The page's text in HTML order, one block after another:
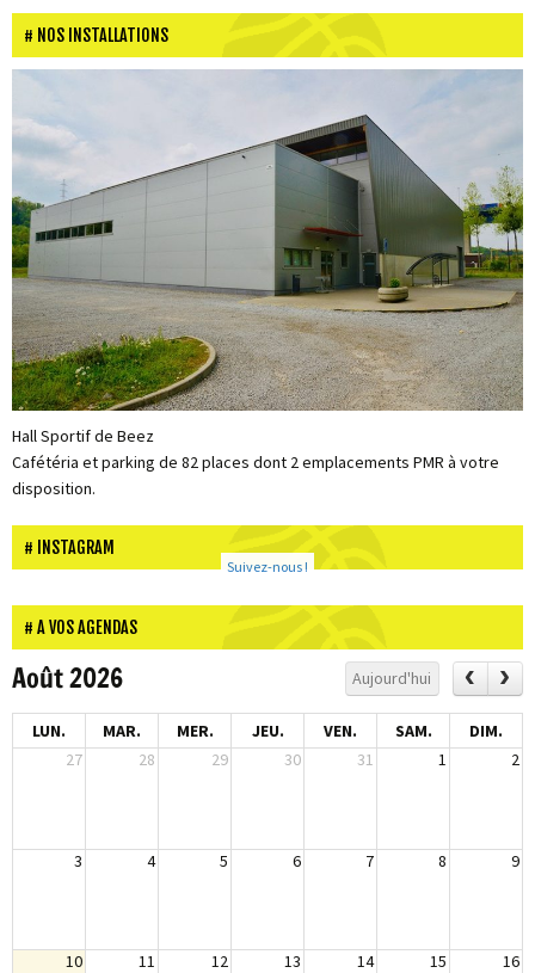
16 Août
Yéliz Liotta
16 Août
Lola Servais
16 Août
Lilou André
16 Août
Claudio Batatinha Nobre de Jesus
16 Août
Jade André
NOS INSTALLATIONS
Hall Sportif de Beez
Cafétéria et parking de 82 places dont 2 emplacements PMR à votre
disposition.
INSTAGRAM
Suivez-nous !
A VOS AGENDAS
Août 2026 Aujourd'hui
LUN. MAR. MER. JEU. VEN. SAM.
DIM.
27
28 29 30 31 1 2
3 4 5 6 7 8 9
10 11 12 13 14 15 16